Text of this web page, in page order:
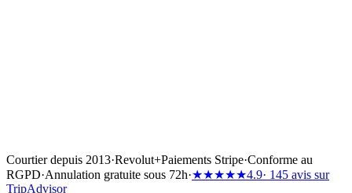
Courtier depuis 2013·Revolut+Paiements Stripe·Conforme au
RGPD·Annulation gratuite sous 72h·★★★★★4.9· 145 avis sur
TripAdvisor